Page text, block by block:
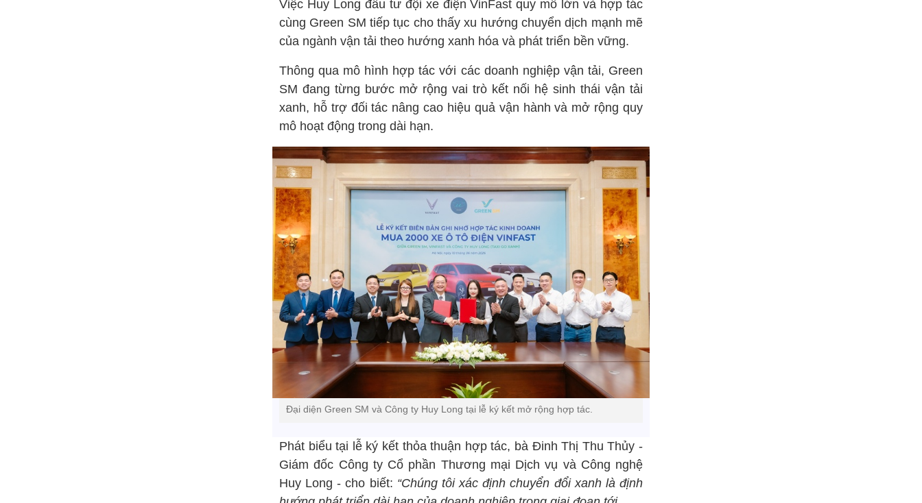
Việc Huy Long đầu tư đội xe điện VinFast quy mô lớn và hợp tác
cùng Green SM tiếp tục cho thấy xu hướng chuyển dịch mạnh mẽ
của ngành vận tải theo hướng xanh hóa và phát triển bền vững.
Thông qua mô hình hợp tác với các doanh nghiệp vận tải, Green
SM đang từng bước mở rộng vai trò kết nối hệ sinh thái vận tải
xanh, hỗ trợ đối tác nâng cao hiệu quả vận hành và mở rộng quy
mô hoạt động trong dài hạn.
Đại diện Green SM và Công ty Huy Long tại lễ ký kết mở rộng hợp tác.
Phát biểu tại lễ ký kết thỏa thuận hợp tác, bà Đinh Thị Thu Thủy -
Giám đốc Công ty Cổ phần Thương mại Dịch vụ và Công nghệ
Huy Long - cho biết: “Chúng tôi xác định chuyển đổi xanh là định